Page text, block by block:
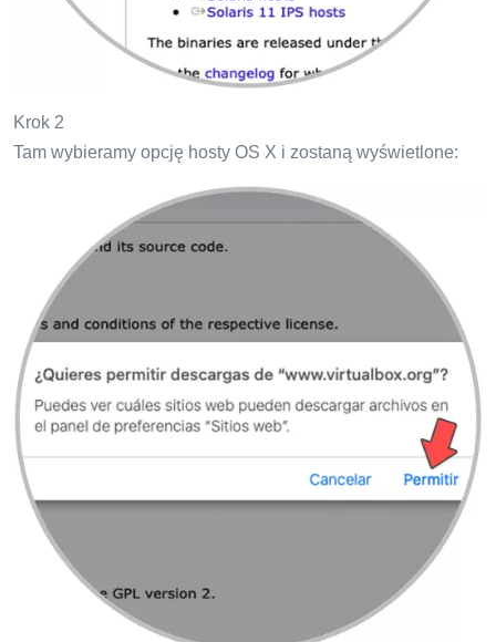
Krok 2
Tam wybieramy opcję hosty OS X i zostaną wyświetlone: